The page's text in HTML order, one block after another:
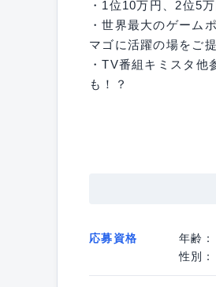
・1位10万円、2位5
・世界最大のゲーム
マゴに活躍の場をご提
・TV番組キミスタ
も！？
応募資格
年齢
性別